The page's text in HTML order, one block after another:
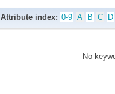
Attribute index: 0-9 A B C D
No